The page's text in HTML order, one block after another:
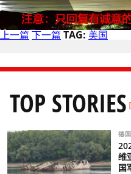
上一篇下一篇TAG:美国
TOP STORIES
德
维
国